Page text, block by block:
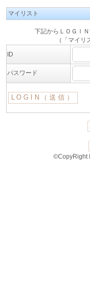
マイリスト
下記からＬＯＧＩ
（「マイリ
ID
パスワード
©CopyRight